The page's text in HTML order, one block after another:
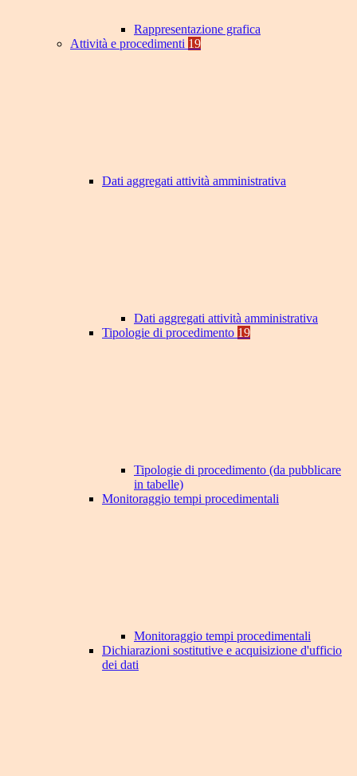
Rappresentazione grafica
Attività e procedimenti 19
Dati aggregati attività amministrativa
Dati aggregati attività amministrativa
Tipologie di procedimento 19
Tipologie di procedimento (da pubblicare
in tabelle)
Monitoraggio tempi procedimentali
Monitoraggio tempi procedimentali
Dichiarazioni sostitutive e acquisizione d'ufficio
dei dati